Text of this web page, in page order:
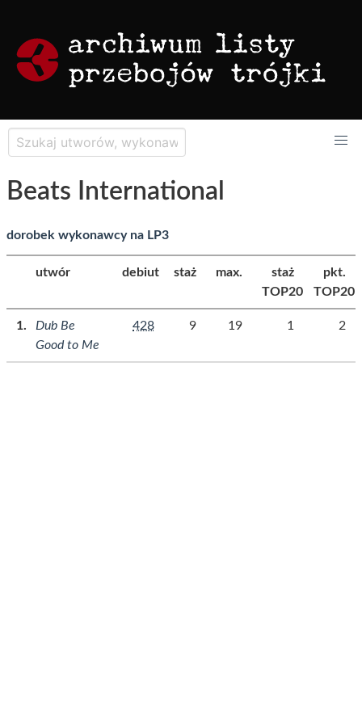
Beats International
dorobek wykonawcy na LP3
utwór debiut staż max.
staż
TOP20
pkt.
TOP20
Dub Be
Good to Me
428 9 19 1 2